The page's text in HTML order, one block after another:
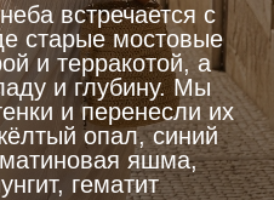
встречается с
старые мостовые
и терракотой, а
и глубину. Мы
и перенесли их
опал, синий
яшма,
гематит